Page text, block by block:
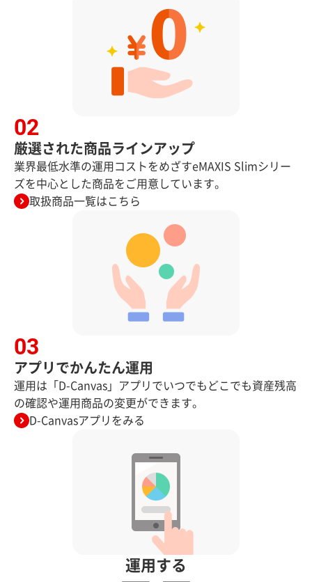
厳選された商品ラインアップ
業界最低水準の運用コストをめざすeMAXIS Slimシリー
ズを中心とした商品をご用意しています。
取扱商品一覧はこちら
アプリでかんたん運用
運用は「D-Canvas」アプリでいつでもどこでも資産残高
の確認や運用商品の変更ができます。
D-Canvasアプリをみる
運用する